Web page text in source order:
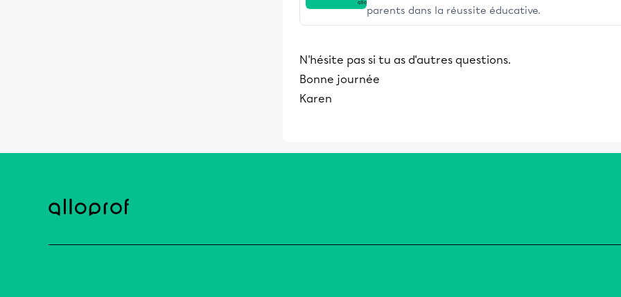
parents dans la réussite éducative.
N'hésite pas si tu as d'autres questions.
Bonne journée
Karen